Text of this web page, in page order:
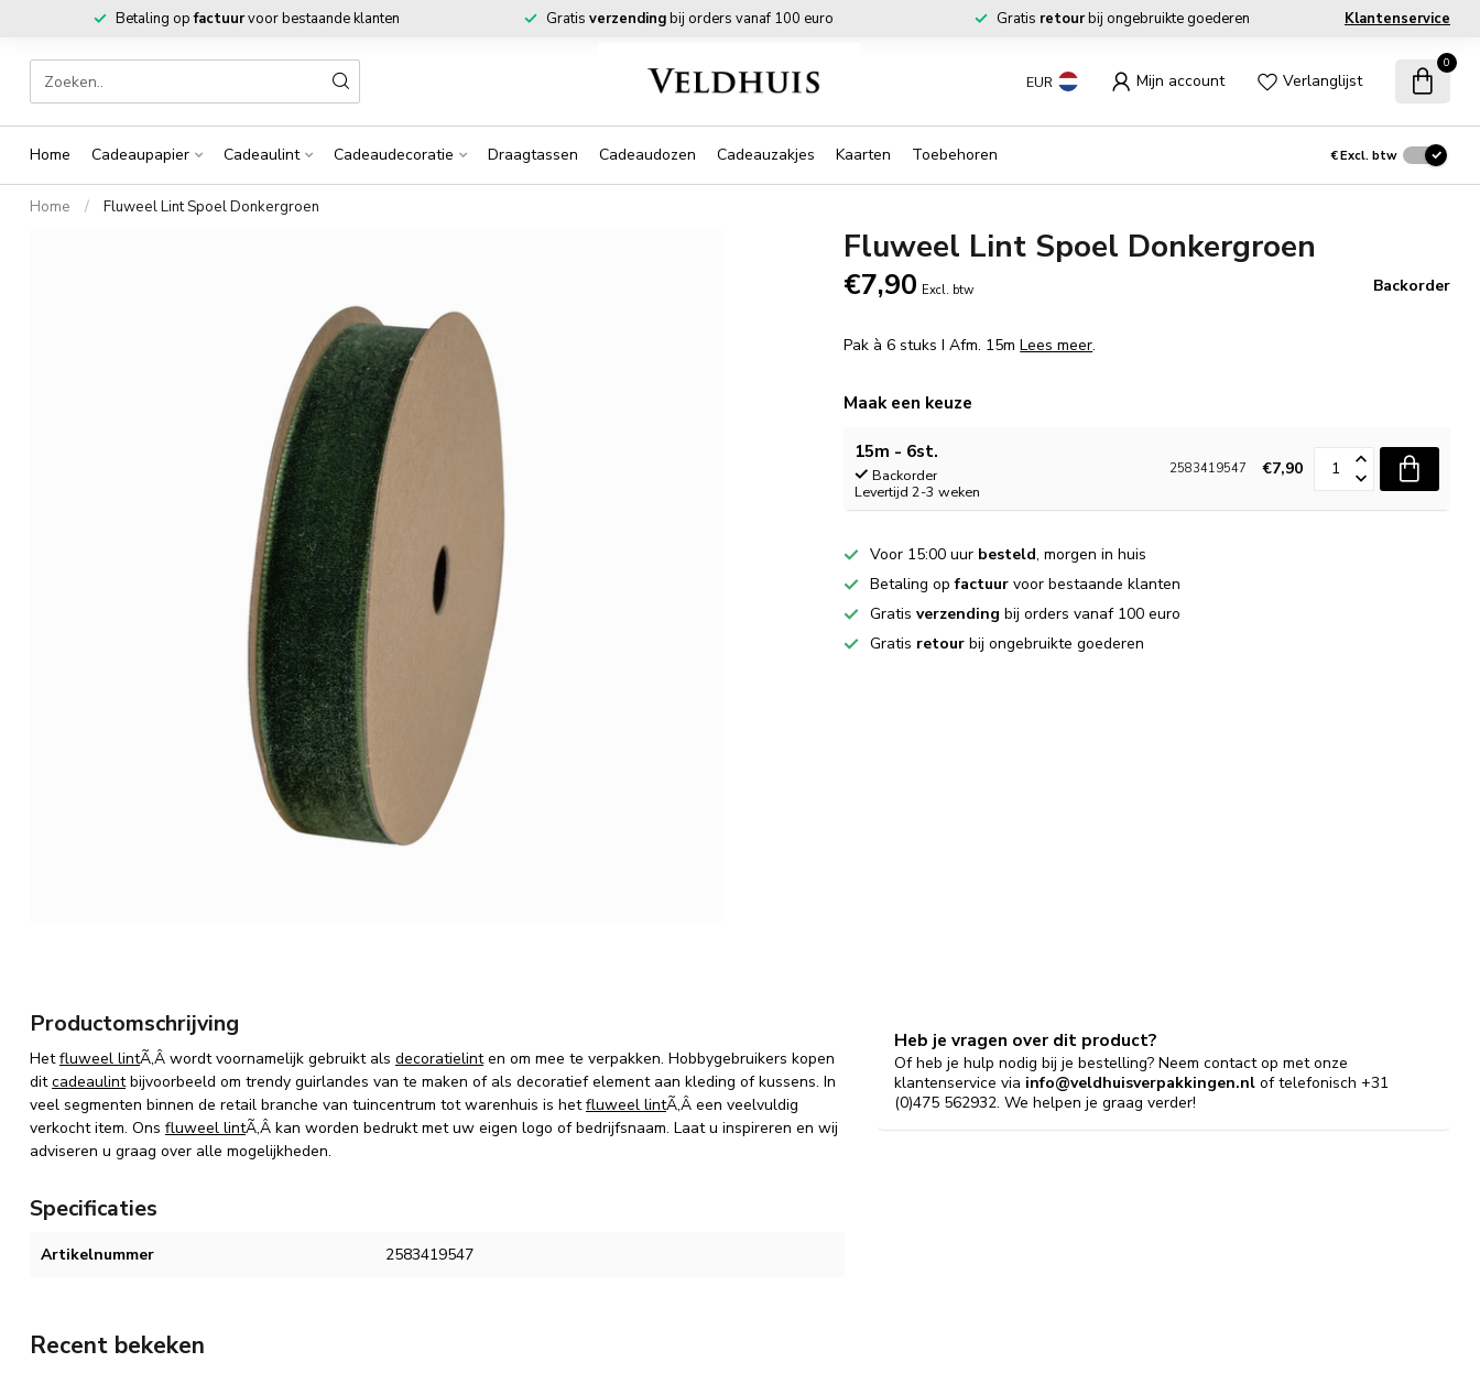
Betaling opfactuurvoor bestaande klanten Gratis verzendingbij orders vanaf 100 euro Gratis retourbij ongebruikte goederen Klantenservice
EUR Mijn account Verlanglijst
0
Home Cadeaupapier Cadeaulint Cadeaudecoratie Draagtassen Cadeaudozen Cadeauzakjes Kaarten Toebehoren €Excl. btw
Home / Fluweel Lint Spoel Donkergroen
Fluweel Lint Spoel Donkergroen
€7,90 Excl. btw Backorder
Pak à 6 stuks I Afm. 15mLees meer.
Maak een keuze
15m - 6st.
Backorder
Levertijd 2-3 weken
2583419547 €7,90
Voor 15:00 uur besteld, morgen in huis
Betaling opfactuur voor bestaande klanten
Gratisverzending bij orders vanaf 100 euro
Gratis retour bij ongebruikte goederen
Productomschrijving
Hetfluweel lintÃ‚Â wordt voornamelijk gebruikt als decoratielinten om mee te verpakken. Hobbygebruikers kopen
ditcadeaulintbijvoorbeeld om trendy guirlandes van te maken of als decoratief element aan kleding of kussens. In
veel segmenten binnen de retail branche van tuincentrum tot warenhuis is hetfluweel lintÃ‚Â een veelvuldig
verkocht item. Ons fluweel lintÃ‚Â kan worden bedrukt met uw eigen logo of bedrijfsnaam. Laat u inspireren en wij
adviseren u graag over alle mogelijkheden.
Specificaties
Artikelnummer 2583419547
Heb je vragen over dit product?
Of heb je hulp nodig bij je bestelling? Neem contact op met onze
klantenservice via info@veldhuisverpakkingen.nl of telefonisch +31
(0)475 562932. We helpen je graag verder!
Recent bekeken